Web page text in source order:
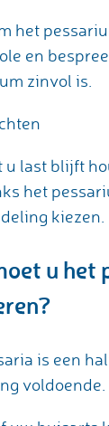
het
en
zinvol is.
u last blijft
het
kiezen.
u het
is een
voldoende.